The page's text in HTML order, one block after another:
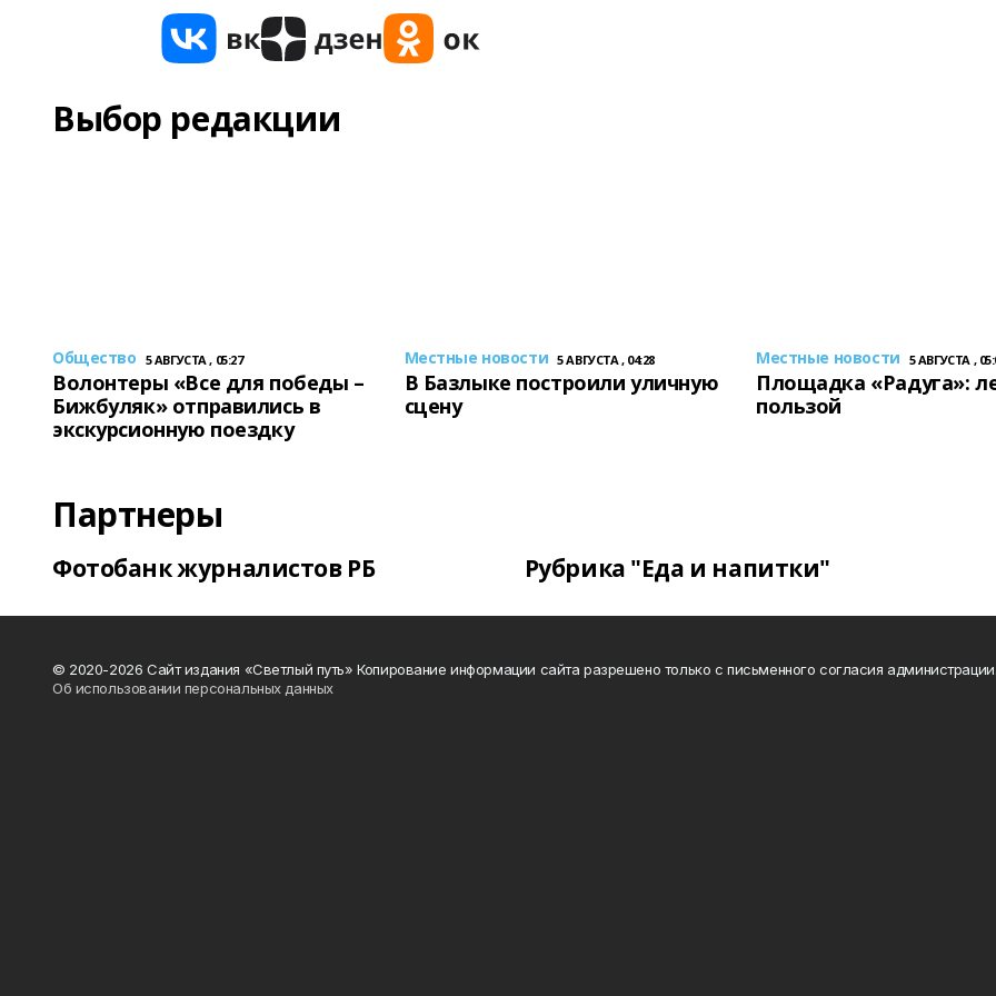
Выбор редакции
Общество 5 АВГУСТА , 05:27
Волонтеры «Все для победы –
Бижбуляк» отправились в
экскурсионную поездку
Местные новости 5 АВГУСТА , 04:28
В Базлыке построили уличную
сцену
Местные новости 5 АВГУСТА ,
Площадка «Радуга»:
пользой
Партнеры
Фотобанк журналистов РБ Рубрика "Еда и напитки"
© 2020-2026 Сайт издания «Светлый путь» Копирование информации сайта разрешено только с письменного согласия администрации.
Об использовании персональных данных